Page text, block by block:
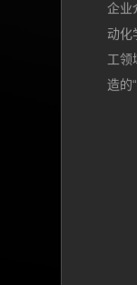
企业
动化
工领
造的